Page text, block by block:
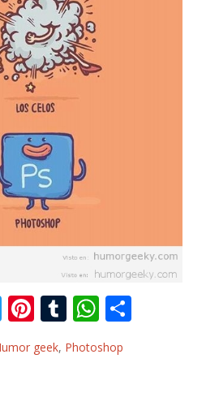
T
itt
Pi
nt
er
T
u
m
W
h
at
geek, Photoshop